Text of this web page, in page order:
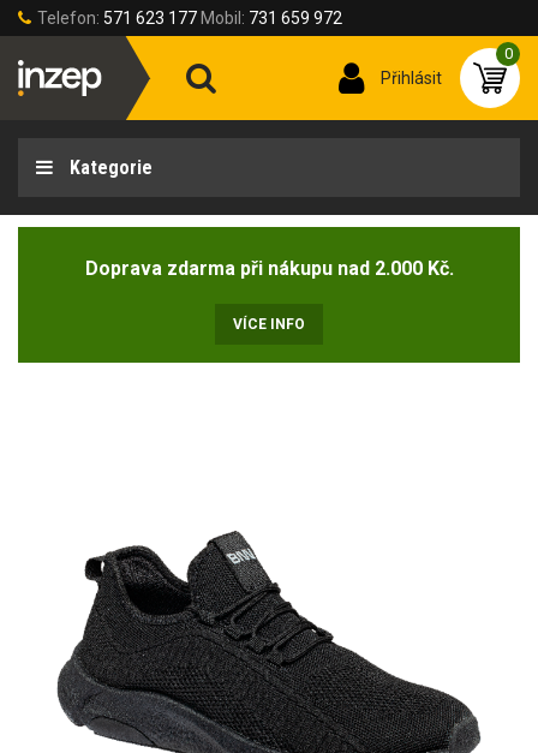
Telefon: 571 623 177 Mobil: 731 659 972
Přihlásit
0
Kategorie
Doprava zdarma při nákupu nad 2.000 Kč.
VÍCE INFO